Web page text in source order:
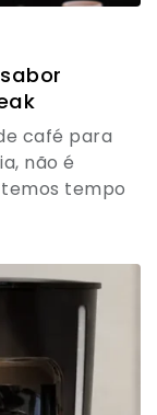
café para
não é
tempo